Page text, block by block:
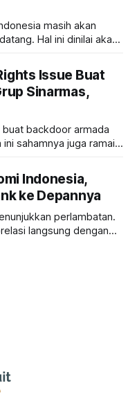
masih akan
Hal ini dinilai akan
Issue Buat
Sinarmas,
backdoor armada
sahamnya juga ramai
Indonesia,
ke Depannya
perlambatan.
langsung dengan